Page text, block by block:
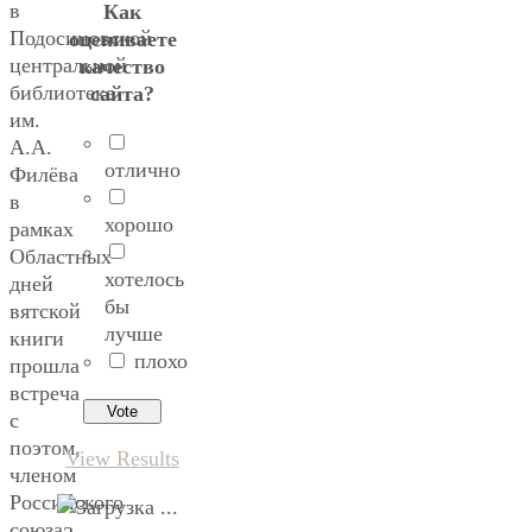
в
Подосиновской
центральной
библиотеке
им.
А.А.
Филёва
в
рамках
Областных
дней
вятской
книги
прошла
встреча
с
поэтом,
членом
Российского
Как
оцениваете
качество
сайта?
отлично
хорошо
хотелось
бы
лучше
плохо
View Results